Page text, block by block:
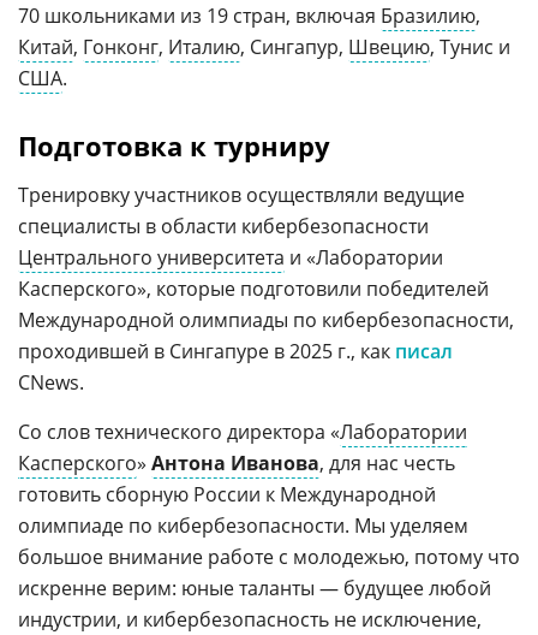
70 школьниками из 19 стран, включая Бразилию,
Китай, Гонконг, Италию, Сингапур, Швецию, Тунис и
США.
Подготовка к турниру
Тренировку участников осуществляли ведущие
специалисты в области кибербезопасности
Центрального университета и «Лаборатории
Касперского», которые подготовили победителей
Международной олимпиады по кибербезопасности,
проходившей в Сингапуре в 2025 г., как писал
CNews.
Со слов технического директора «Лаборатории
Касперского» Антона Иванова, для нас честь
готовить сборную России к Международной
олимпиаде по кибербезопасности. Мы уделяем
большое внимание работе с молодежью, потому что
искренне верим: юные таланты — будущее любой
индустрии, и кибербезопасность не исключение,